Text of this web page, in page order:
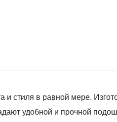
и стиля в равной мере.
удобной и прочной